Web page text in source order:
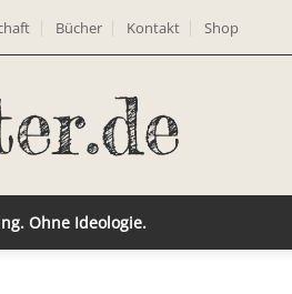
Bücher Kontakt Shop
Ohne Ideologie.